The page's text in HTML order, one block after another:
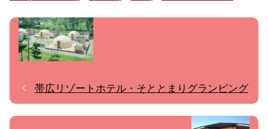
帯広リゾートホテル・そととまりグランピング